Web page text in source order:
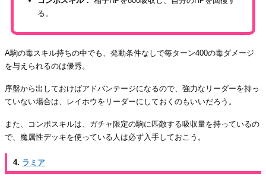
る。
A駒の毒スキル持ちの中でも、発動条件なしで毎ターン400の毒ダメージ
を与えられるのは優秀。
序盤から出しておけばアドバンテージになるので、強力なリーダーを持っ
ていない場合は、レイホウをリーダーにしておくのもいいだろう。
また、コンボスキルは、ガチャ限定の駒に匹敵する吸収量を持っているの
で、魔属性デッキを使っている人は必ず入手しておこう。
4. ラミア